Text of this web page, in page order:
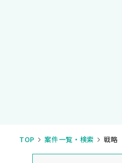
TOP 案件一覧・検索 戦略